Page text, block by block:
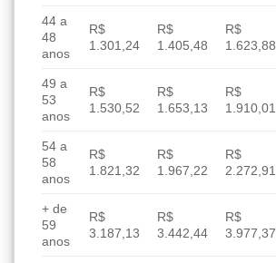
44 a
48
anos
R$
1.301,24
R$
1.405,48
R$
1.623,88
49 a
53
anos
R$
1.530,52
R$
1.653,13
R$
1.910,01
54 a
58
anos
R$
1.821,32
R$
1.967,22
R$
2.272,91
+ de
59
anos
R$
3.187,13
R$
3.442,44
R$
3.977,37